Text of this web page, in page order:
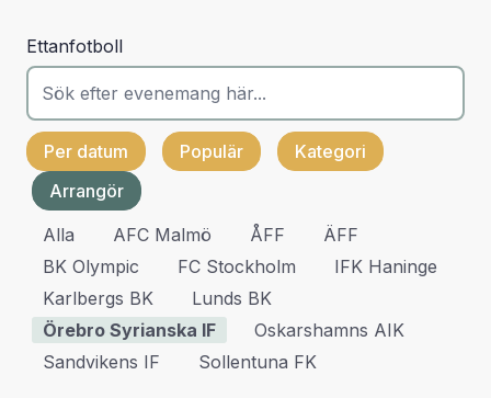
Ettanfotboll
Per datum Populär
Kategori
Arrangör
Alla
AFC Malmö ÅFF
ÄFF
BK Olympic
FC Stockholm
IFK Haninge
Karlbergs BK
Lunds BK
Örebro Syrianska IF
Oskarshamns AIK
Sandvikens IF
Sollentuna FK